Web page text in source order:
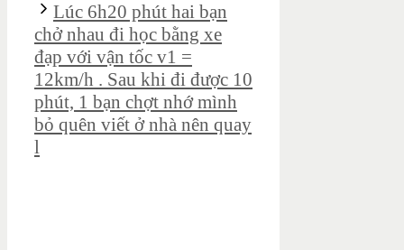
Lúc 6h20 phút hai bạn
chở nhau đi học bằng xe
đạp với vận tốc v1 =
12km/h . Sau khi đi được 10
phút, 1 bạn chợt nhớ mình
bỏ quên viết ở nhà nên quay
l